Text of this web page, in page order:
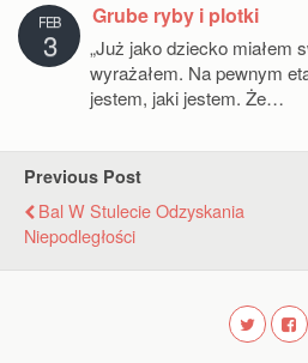
FEB
3
Grube ryby i plotki
„Już jako dziecko miałem
wyrażałem. Na pewnym
jestem, jaki jestem. Że…
Previous Post
Bal W Stulecie Odzyskania
Niepodległości